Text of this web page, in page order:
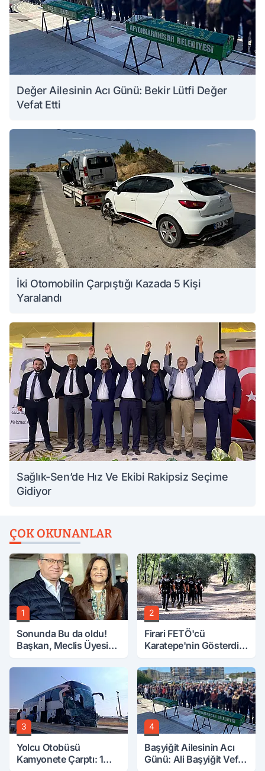
Değer Ailesinin Acı Günü: Bekir Lütfi Değer
Vefat Etti
İki Otomobilin Çarpıştığı Kazada 5 Kişi
Yaralandı
Sağlık-Sen’de Hız Ve Ekibi Rakipsiz Seçime
Gidiyor
ÇOK OKUNANLAR
1
Sonunda Bu da oldu!
Başkan, Meclis Üyesini
Attırdı
2
Firari FETÖ'cü
Karatepe'nin Gösterdiği
Aranıyor
3
Yolcu Otobüsü
Kamyonete Çarptı: 1
4
Başyiğit Ailesinin Acı
Günü: Ali Başyiğit Vefat